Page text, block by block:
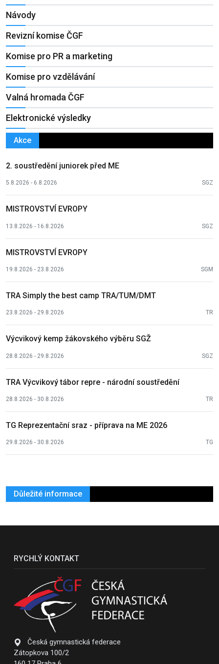
Návody
Revizní komise ČGF
Komise pro PR a marketing
Komise pro vzdělávání
Valná hromada ČGF
Elektronické výsledky
Akce
2. soustředění juniorek před ME
5.8.2026 - 6.8.2026 SGZ
MISTROVSTVÍ EVROPY
13.8.2026 - 16.8.2026 SGZ
MISTROVSTVÍ EVROPY
19.8.2026 - 23.8.2026 SGM
TRA Simply the best camp TRA/TUM/DMT
23.8.2026 - 29.8.2026 TR
Výcvikový kemp žákovského výběru SGŽ
28.8.2026 - 29.8.2026 SGZ
TRA Výcvikový tábor repre - národní soustředění
28.8.2026 - 30.8.2026 TR
TG Reprezentační sraz - příprava na ME 2026
29.8.2026 - 30.8.2026 TG
Důležité informace
RYCHLÝ KONTAKT
Česká gymnastická federace
Zátopkova 100/2